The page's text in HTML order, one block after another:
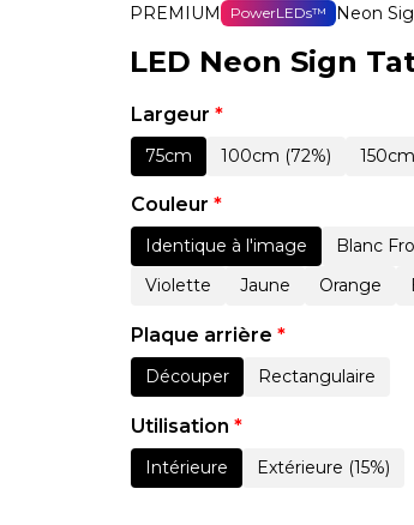
PREMIUM
PowerLEDs™ Neon
LED Neon Sign
Largeur *
75cm 100cm (72%)
Couleur *
Identique à l'image Blanc
Violette
Jaune Orange
Plaque arrière *
Découper Rectangulaire
Utilisation *
Intérieure Extérieure (15%)